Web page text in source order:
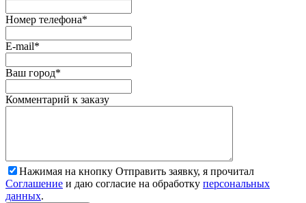
Номер телефона*
E-mail*
Ваш город*
Комментарий к заказу
Нажимая на кнопку Отправить заявку, я прочитал
Соглашение и даю согласие на обработку персональных
данных.